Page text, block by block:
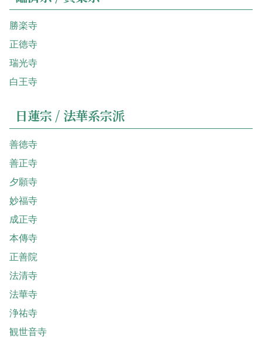
勝楽寺
正徳寺
瑞光寺
白王寺
日蓮宗 / 法華系宗派
善徳寺
善正寺
夕願寺
妙福寺
成正寺
本傳寺
正善院
法清寺
法華寺
浄祐寺
観世音寺